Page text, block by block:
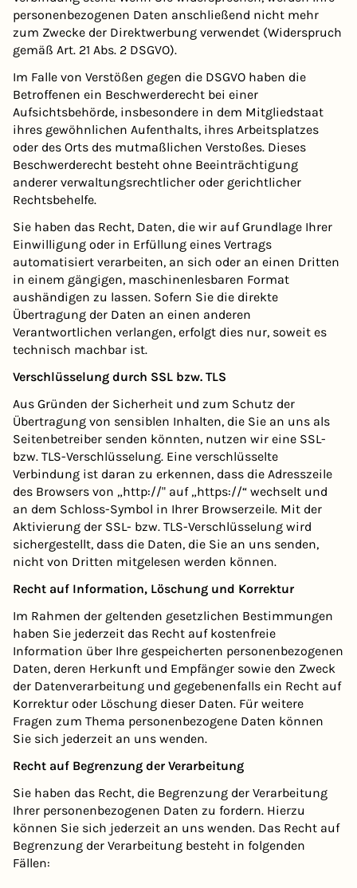
personenbezogenen Daten anschließend nicht mehr
zum Zwecke der Direktwerbung verwendet (Widerspruch
gemäß Art. 21 Abs. 2 DSGVO).
Im Falle von Verstößen gegen die DSGVO haben die
Betroffenen ein Beschwerderecht bei einer
Aufsichtsbehörde, insbesondere in dem Mitgliedstaat
ihres gewöhnlichen Aufenthalts, ihres Arbeitsplatzes
oder des Orts des mutmaßlichen Verstoßes. Dieses
Beschwerderecht besteht ohne Beeinträchtigung
anderer verwaltungsrechtlicher oder gerichtlicher
Rechtsbehelfe.
Sie haben das Recht, Daten, die wir auf Grundlage Ihrer
Einwilligung oder in Erfüllung eines Vertrags
automatisiert verarbeiten, an sich oder an einen Dritten
in einem gängigen, maschinenlesbaren Format
aushändigen zu lassen. Sofern Sie die direkte
Übertragung der Daten an einen anderen
Verantwortlichen verlangen, erfolgt dies nur, soweit es
technisch machbar ist.
Verschlüsselung durch SSL bzw. TLS
Aus Gründen der Sicherheit und zum Schutz der
Übertragung von sensiblen Inhalten, die Sie an uns als
Seitenbetreiber senden könnten, nutzen wir eine SSL-
bzw. TLS-Verschlüsselung. Eine verschlüsselte
Verbindung ist daran zu erkennen, dass die Adresszeile
des Browsers von „http://" auf „https://“ wechselt und
an dem Schloss-Symbol in Ihrer Browserzeile. Mit der
Aktivierung der SSL- bzw. TLS-Verschlüsselung wird
sichergestellt, dass die Daten, die Sie an uns senden,
nicht von Dritten mitgelesen werden können.
Recht auf Information, Löschung und Korrektur
Im Rahmen der geltenden gesetzlichen Bestimmungen
haben Sie jederzeit das Recht auf kostenfreie
Information über Ihre gespeicherten personenbezogenen
Daten, deren Herkunft und Empfänger sowie den Zweck
der Datenverarbeitung und gegebenenfalls ein Recht auf
Korrektur oder Löschung dieser Daten. Für weitere
Fragen zum Thema personenbezogene Daten können
Sie sich jederzeit an uns wenden.
Recht auf Begrenzung der Verarbeitung
Sie haben das Recht, die Begrenzung der Verarbeitung
Ihrer personenbezogenen Daten zu fordern. Hierzu
können Sie sich jederzeit an uns wenden. Das Recht auf
Begrenzung der Verarbeitung besteht in folgenden
Fällen: